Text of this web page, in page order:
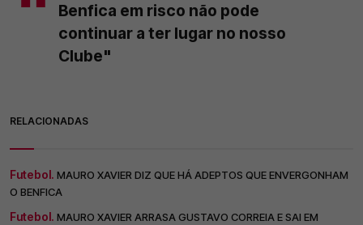
Benfica em risco não pode
continuar a ter lugar no nosso
Clube"
RELACIONADAS
Futebol. MAURO XAVIER DIZ QUE HÁ ADEPTOS QUE ENVERGONHAM
O BENFICA
Futebol. MAURO XAVIER ARRASA GUSTAVO CORREIA E SAI EM